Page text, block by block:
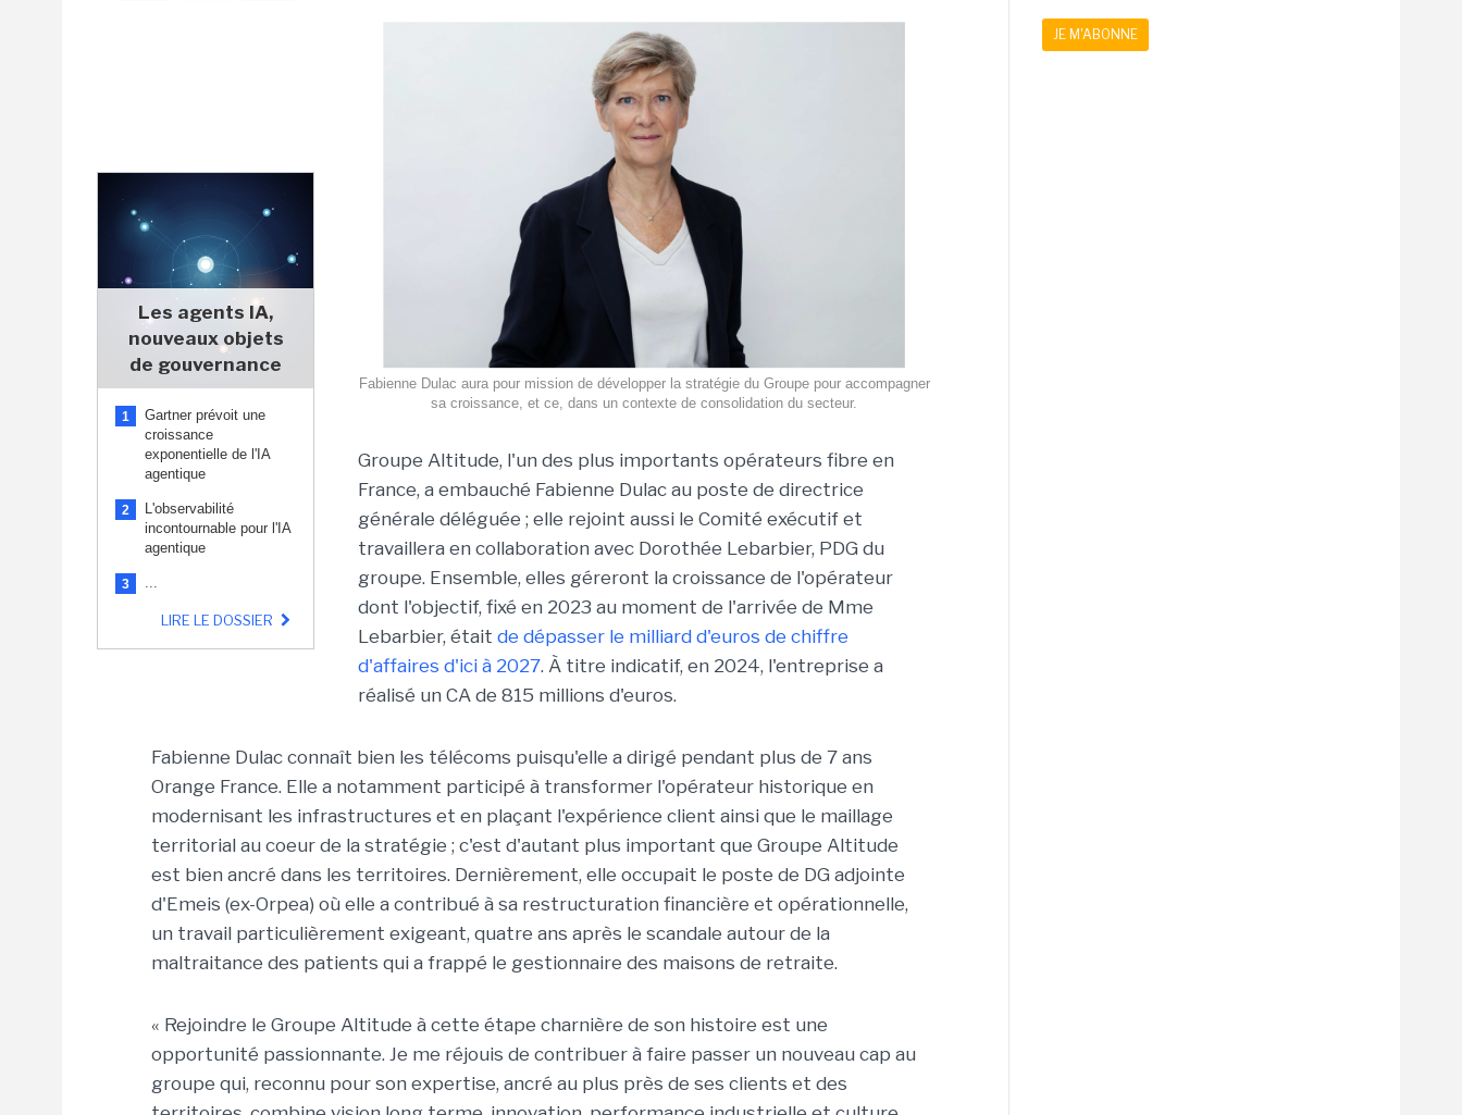
Les agents IA,
nouveaux objets
de gouvernance
1
Gartner prévoit une
croissance
exponentielle de l'IA
agentique
2
L'observabilité
incontournable pour l'IA
agentique
3 ...
LIRE LE DOSSIER
Fabienne Dulac aura pour mission de développer la stratégie du Groupe pour accompagner
sa croissance, et ce, dans un contexte de consolidation du secteur.
Groupe Altitude, l'un des plus importants opérateurs fibre en
France, a embauché Fabienne Dulac au poste de directrice
générale déléguée ; elle rejoint aussi le Comité exécutif et
travaillera en collaboration avec Dorothée Lebarbier, PDG du
groupe. Ensemble, elles géreront la croissance de l'opérateur
dont l'objectif, fixé en 2023 au moment de l'arrivée de Mme
Lebarbier, était de dépasser le milliard d'euros de chiffre
d'affaires d'ici à 2027. À titre indicatif, en 2024, l'entreprise a
réalisé un CA de 815 millions d'euros.
Fabienne Dulac connaît bien les télécoms puisqu'elle a dirigé pendant plus de 7 ans
Orange France. Elle a notamment participé à transformer l'opérateur historique en
modernisant les infrastructures et en plaçant l'expérience client ainsi que le maillage
territorial au coeur de la stratégie ; c'est d'autant plus important que Groupe Altitude
est bien ancré dans les territoires. Dernièrement, elle occupait le poste de DG adjointe
d'Emeis (ex-Orpea) où elle a contribué à sa restructuration financière et opérationnelle,
un travail particulièrement exigeant, quatre ans après le scandale autour de la
maltraitance des patients qui a frappé le gestionnaire des maisons de retraite.
« Rejoindre le Groupe Altitude à cette étape charnière de son histoire est une
opportunité passionnante. Je me réjouis de contribuer à faire passer un nouveau cap au
groupe qui, reconnu pour son expertise, ancré au plus près de ses clients et des
JE M'ABONNE